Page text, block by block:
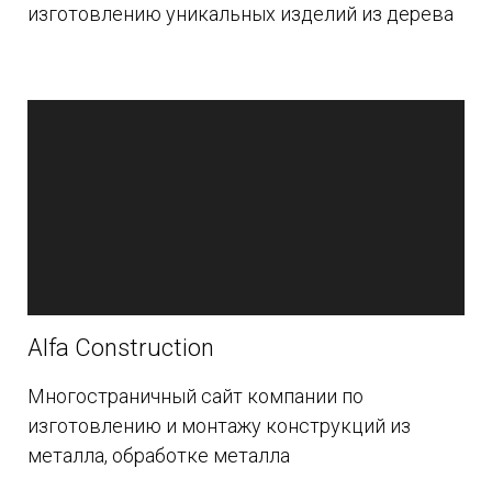
изготовлению уникальных изделий из дерева
Alfa Construction
Многостраничный сайт компании по
изготовлению и монтажу конструкций из
металла, обработке металла